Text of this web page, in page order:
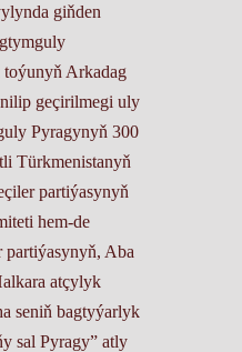
giňden
Arkadag
geçirilmegi uly
Pyragynyň 300
Türkmenistanyň
partiýasynyň
hem-de
Aba
atçylyk
seniň bagtyýarlyk
sal Pyragy” atly